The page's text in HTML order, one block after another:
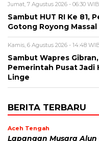
Jumat, 7 Agustus 2026 - 06:30 WIB
Sambut HUT RI Ke 81,
Gotong Royong
Kamis, 6 Agustus 2026 - 14:48
‎Sambut Wapres
Pemerintah Pusat Jadi
Linge
BERITA TERBARU
Aceh Tengah
Lapangan Musara Alun